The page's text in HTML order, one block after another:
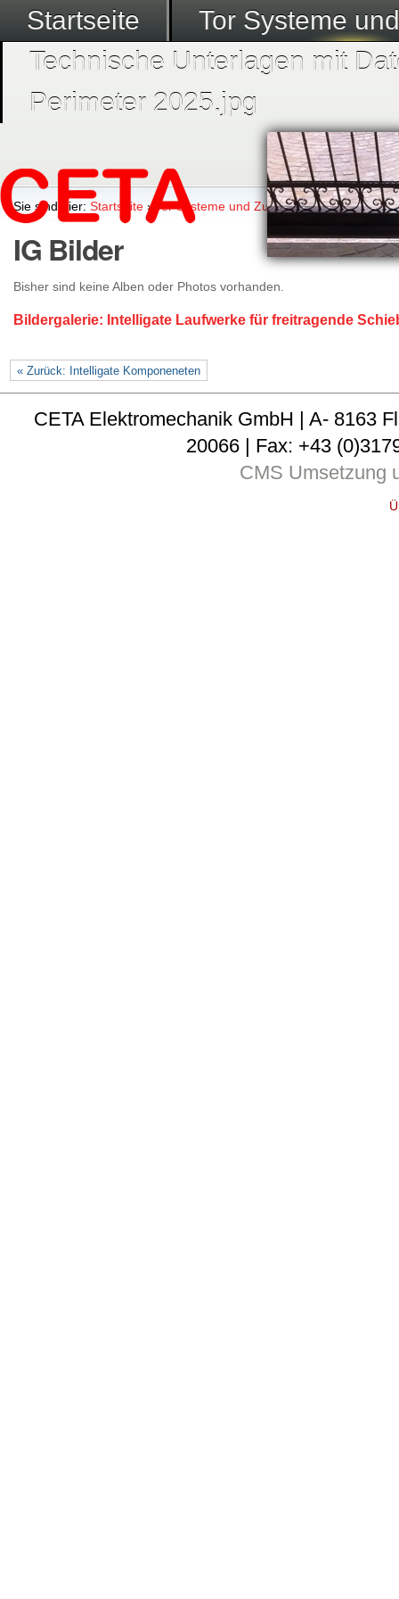
Startseite
Tor Systeme
Technische Unterlagen mit
Perimeter 2025.jpg
Sie sind hier: Startseite › Tor Systeme und Zubehör ›Intelligate
IG Bilder
Bisher sind keine Alben oder Photos vorhanden.
Bildergalerie: Intelligate Laufwerke für freitragende
« Zurück: Intelligate Komponeneten
CETA Elektromechanik GmbH | A- 8163
20066 | Fax: +43
CMS Umsetzung